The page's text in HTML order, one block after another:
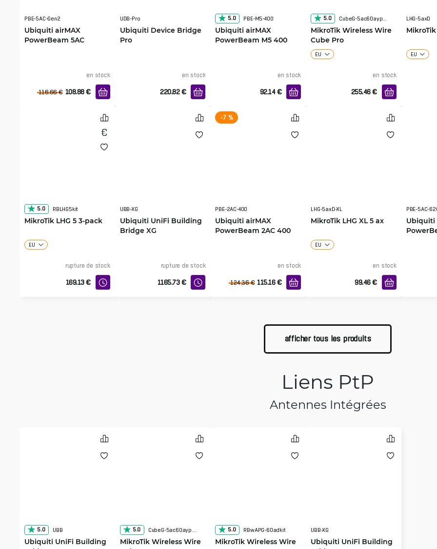
PBE-5AC-Gen2
Ubiquiti airMAX
PowerBeam 5AC
en stock
116.66 € 108.88 €
UDB-Pro
Ubiquiti Device Bridge
Pro
en stock
220.82 €
5.0 PBE-M5-400
Ubiquiti airMAX
PowerBeam M5 400
en stock
92.14 €
5.0 CubeG-5ac60aypair
MikroTik Wireless Wire
Cube Pro
EU
en stock
255.46 €
LHG-5axD
EU
5.0 RBLHG5kit
MikroTik LHG 5 3-pack
EU
rupture de stock
169.13 €
UBB-XG
Ubiquiti UniFi Building
Bridge XG
rupture de stock
1165.73 €
-7 %
PBE-2AC-400
Ubiquiti airMAX
PowerBeam 2AC 400
en stock
124.36 € 115.16 €
LHG-5axD-XL
MikroTik LHG XL 5 ax
EU
en stock
99.46 €
PBE-5AC-
Ubiquiti
afficher tous les produits
Liens PtP
Antennes Intégrées
5.0 UBB
Ubiquiti UniFi Building
5.0 CubeG-5ac60aypair
MikroTik Wireless Wire
5.0 RBwAPG-60adkit
MikroTik Wireless Wire
UBB-XG
Ubiquiti UniFi Building